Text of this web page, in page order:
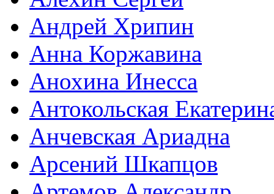
Андрей Хрипин
Анна Коржавина
Анохина Инесса
Антокольская
Анчевская Ариадна
Арсений Шкапцов